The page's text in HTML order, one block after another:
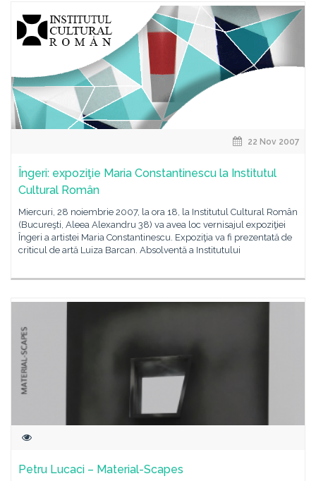
22 Nov 2007
Îngeri: expoziţie Maria Constantinescu la Institutul
Cultural Român
Miercuri, 28 noiembrie 2007, la ora 18, la Institutul Cultural Român
(Bucureşti, Aleea Alexandru 38) va avea loc vernisajul expoziţiei
Îngeri a artistei Maria Constantinescu. Expoziţia va fi prezentată de
criticul de artă Luiza Barcan. Absolventă a Institutului
Petru Lucaci – Material-Scapes